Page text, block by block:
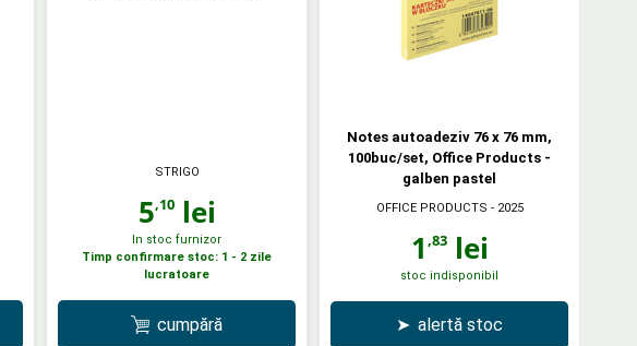
STRIGO
5,10lei
In stoc furnizor
Timp confirmare stoc: 1 - 2 zile
lucratoare
cumpără
Notes autoadeziv 76 x 76 mm,
100buc/set, Office Products -
galben pastel
OFFICE PRODUCTS - 2025
1 ,83lei
stoc indisponibil
➤ alertă stoc